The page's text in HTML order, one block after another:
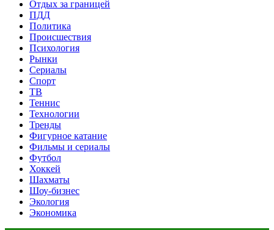
Отдых за границей
ПДД
Политика
Происшествия
Психология
Рынки
Сериалы
Спорт
ТВ
Теннис
Технологии
Тренды
Фигурное катание
Фильмы и сериалы
Футбол
Хоккей
Шахматы
Шоу-бизнес
Экология
Экономика